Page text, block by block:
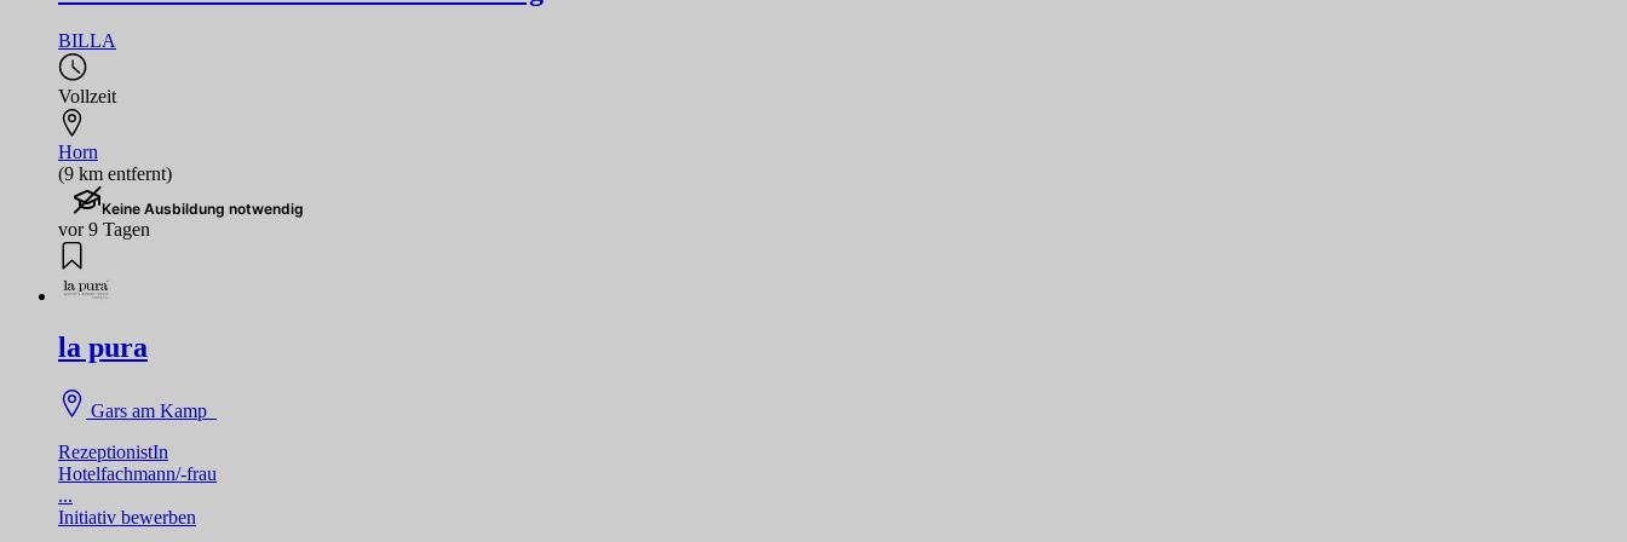
BILLA
Vollzeit
Horn
(9 km entfernt)
Keine Ausbildung notwendig
vor 9 Tagen
la pura
Gars am Kamp
RezeptionistIn
Hotelfachmann/-frau
...
Initiativ bewerben